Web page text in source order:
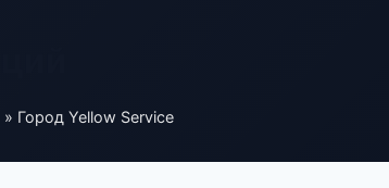
» Город Yellow Service